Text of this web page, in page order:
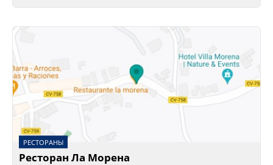
РЕСТОРАНЫ
Ресторан Ла Морена